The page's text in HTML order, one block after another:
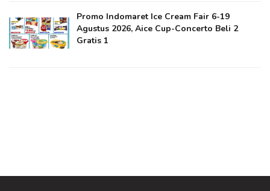
Promo Indomaret Ice Cream Fair 6-19
Agustus 2026, Aice Cup-Concerto Beli 2
Gratis 1